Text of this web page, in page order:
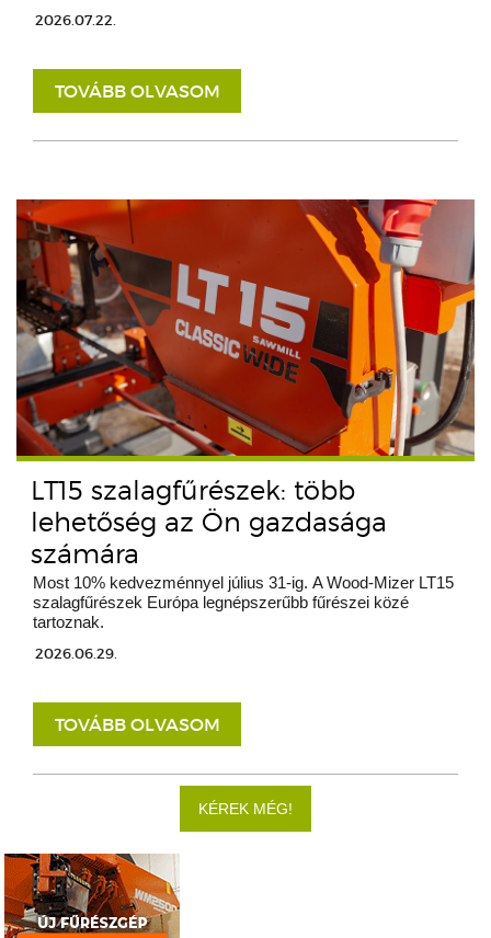
2026.07.22.
TOVÁBB OLVASOM
LT15 szalagfűrészek: több
lehetőség az Ön gazdasága
számára
Most 10% kedvezménnyel július 31-ig. A Wood-Mizer LT15
szalagfűrészek Európa legnépszerűbb fűrészei közé
tartoznak.
2026.06.29.
TOVÁBB OLVASOM
KÉREK MÉG!